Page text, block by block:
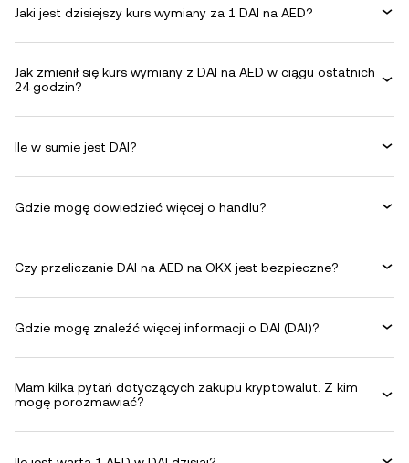
Jaki jest dzisiejszy kurs wymiany za 1 DAI na AED?
Jak zmienił się kurs wymiany z DAI na AED w ciągu ostatnich
24 godzin?
Ile w sumie jest DAI?
Gdzie mogę dowiedzieć więcej o handlu?
Czy przeliczanie DAI na AED na OKX jest bezpieczne?
Gdzie mogę znaleźć więcej informacji o DAI (DAI)?
Mam kilka pytań dotyczących zakupu kryptowalut. Z kim
mogę porozmawiać?